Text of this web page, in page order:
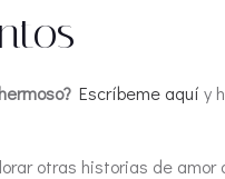
Escríbeme aquí y
otras historias de